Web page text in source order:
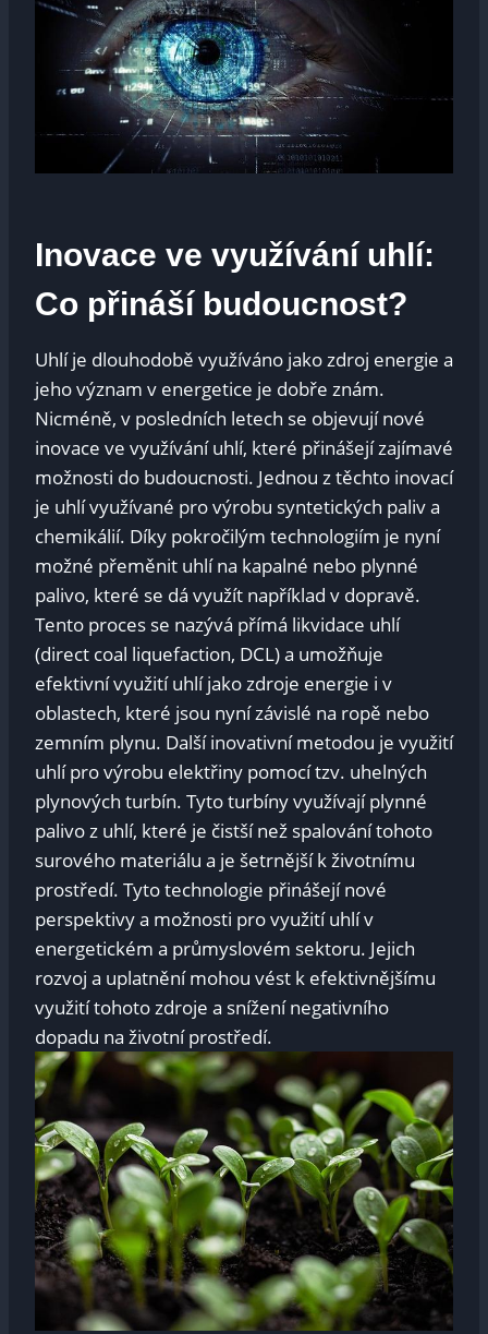
Inovace ve využívání uhlí:
Co přináší budoucnost?
Uhlí je dlouhodobě využíváno jako zdroj energie a
jeho význam v energetice je dobře znám.
Nicméně, v posledních letech se objevují nové
inovace ve využívání uhlí, které přinášejí zajímavé
možnosti do budoucnosti. Jednou z těchto inovací
je uhlí využívané pro výrobu syntetických paliv a
chemikálií. Díky pokročilým technologiím je nyní
možné přeměnit uhlí na kapalné nebo plynné
palivo, které se dá využít například v dopravě.
Tento proces se nazývá přímá likvidace uhlí
(direct coal liquefaction, DCL) a umožňuje
efektivní využití uhlí jako zdroje energie i v
oblastech, které jsou nyní závislé na ropě nebo
zemním plynu. Další inovativní metodou je využití
uhlí pro výrobu elektřiny pomocí tzv. uhelných
plynových turbín. Tyto turbíny využívají plynné
palivo z uhlí, které je čistší než spalování tohoto
surového materiálu a je šetrnější k životnímu
prostředí. Tyto technologie přinášejí nové
perspektivy a možnosti pro využití uhlí v
energetickém a průmyslovém sektoru. Jejich
rozvoj a uplatnění mohou vést k efektivnějšímu
využití tohoto zdroje a snížení negativního
dopadu na životní prostředí.